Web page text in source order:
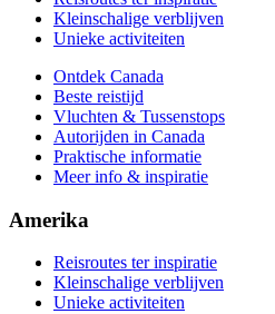
Kleinschalige verblijven
Unieke activiteiten
Ontdek Canada
Beste reistijd
Vluchten & Tussenstops
Autorijden in Canada
Praktische informatie
Meer info & inspiratie
Amerika
Reisroutes ter inspiratie
Kleinschalige verblijven
Unieke activiteiten